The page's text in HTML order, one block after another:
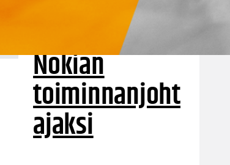
Salminen BC
Nokian
toiminnanjoht
ajaksi